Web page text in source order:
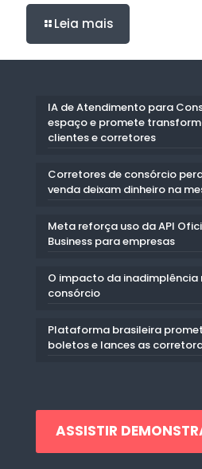
Leia mais
IA de Atendimento para
espaço e promete
clientes e corretores
Corretores de consórcio
venda deixam dinheiro na
Meta reforça uso da API
Business para empresas
O impacto da inadimplência
consórcio
Plataforma brasileira
boletos e lances as
ASSISTIR